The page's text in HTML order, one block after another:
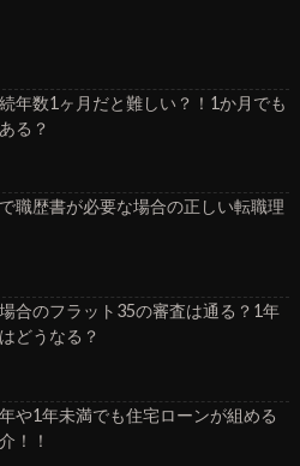
年数1ヶ月だと難しい？！1か月でも
る？
職歴書が必要な場合の正しい転職理
合のフラット35の審査は通る？1年
どうなる？
や1年未満でも住宅ローンが組める
！！